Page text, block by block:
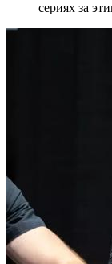
сериях за